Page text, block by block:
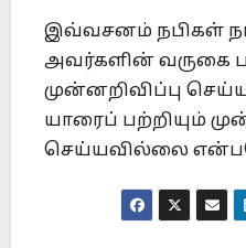
இவ்வசனம் நபிகள்
அவர்களின் வருகை
முன்னறிவிப்பு
யாரைப் பற்றியும்
செய்யவில்லை